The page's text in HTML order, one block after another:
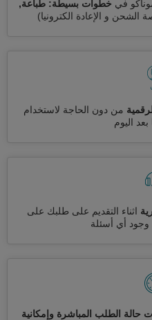
في خطوات بسيطة: طباعة,
الشحن و الإعادة الكترونيا)
من دون الحاجة لاستخدام
بعد اليوم
اثناء التقديم على طلبك على
وجود أي أسئلة
حالة الطلب المباشرة وإمكانية